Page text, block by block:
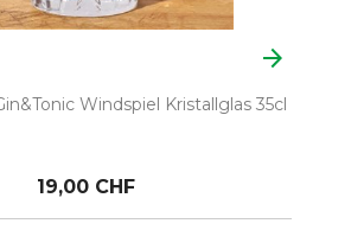
arrow_forward
Windspiel Kristallglas 35cl
19,00 CHF